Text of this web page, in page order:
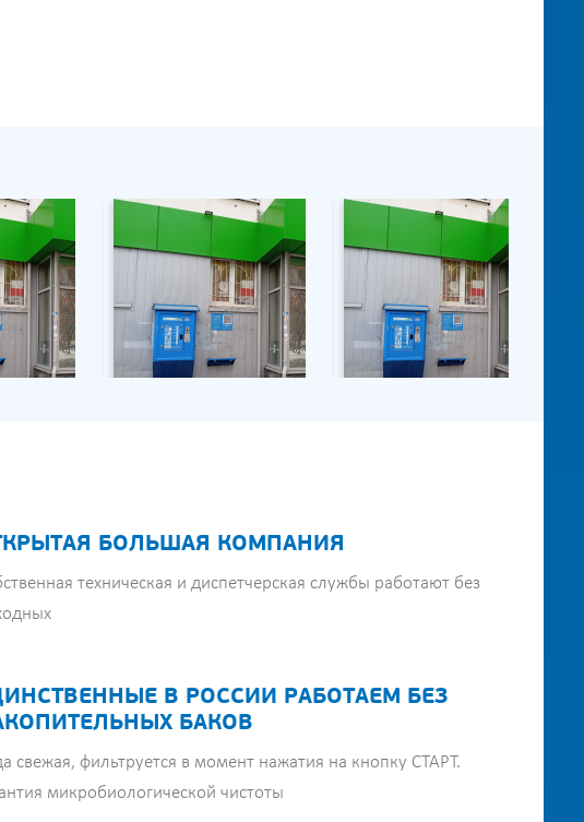
БОЛЬШАЯ КОМПАНИЯ
техническая и диспетчерская службы работают без
В РОССИИ РАБОТАЕМ БЕЗ
БАКОВ
свежая, фильтруется в момент нажатия на кнопку СТАРТ.
микробиологической чистоты